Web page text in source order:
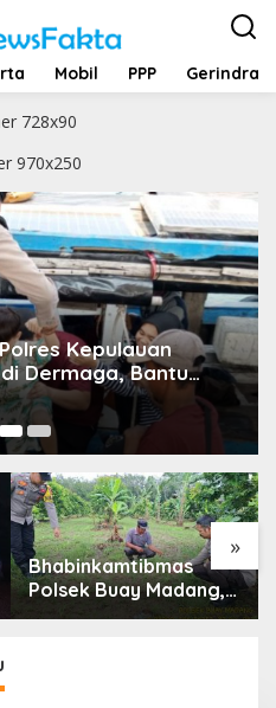
Mobil PPP Gerindra
Kepulauan
Dermaga, Bantu
Layanan Polisi
»
Bhabinkamtibmas
Polsek Buay Madang,
Cek Dan Edukasi